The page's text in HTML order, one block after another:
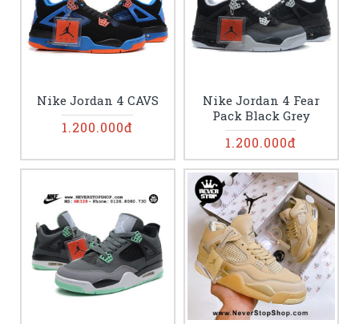
Nike Jordan 4 CAVS
1.200.000đ
Nike Jordan 4 Fear
Pack Black Grey
1.200.000đ